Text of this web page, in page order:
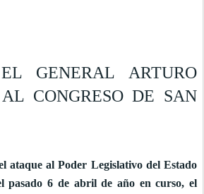
GENERAL ARTURO
CONGRESO DE SAN
al Poder Legislativo del Estado
pasado 6 de abril de año en curso, el